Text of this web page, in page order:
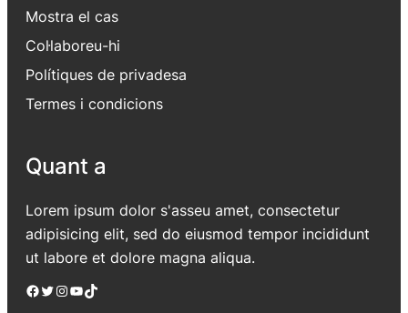
Mostra el cas
Col·laboreu-hi
Polítiques de privadesa
Termes i condicions
Quant a
Lorem ipsum dolor s'asseu amet, consectetur
adipisicing elit, sed do eiusmod tempor incididunt
ut labore et dolore magna aliqua.
Facebook Twitter Instagram YouTube TikTok